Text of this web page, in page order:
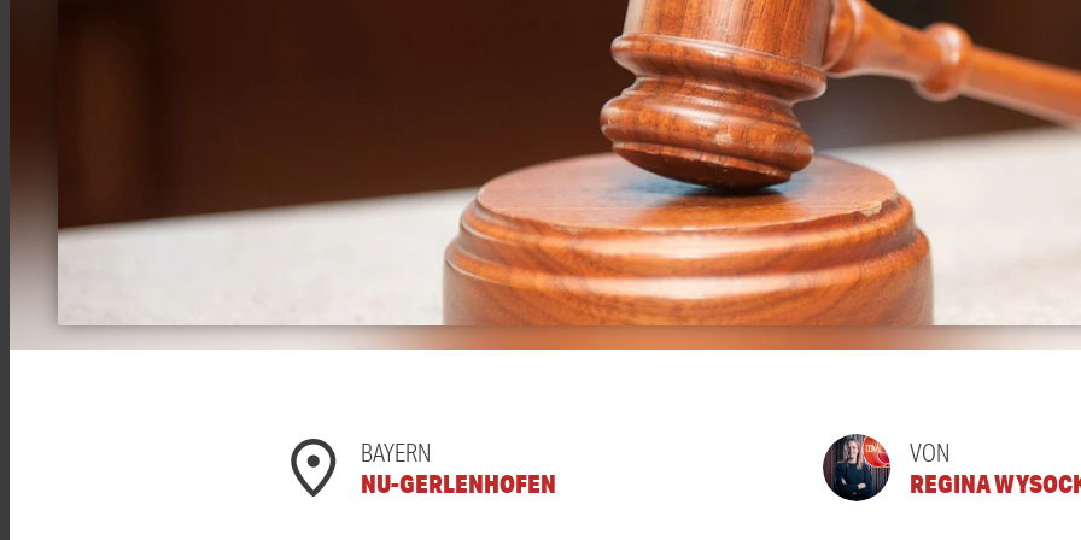
BAYERN
NU-GERLENHOFEN
VON
REGINA